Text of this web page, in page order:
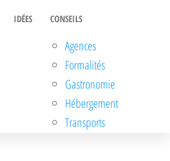
IDÉES CONSEILS
Agences
Formalités
Gastronomie
Hébergement
Transports